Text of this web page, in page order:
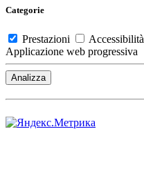
Categorie
Prestazioni Accessibilità
Applicazione web progressiva
Analizza